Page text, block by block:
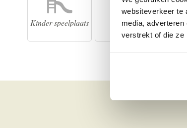
websiteverkeer te
media,
verstrekt of die ze
Kinder-speelplaats Koelkast